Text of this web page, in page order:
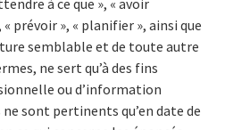
à ce que », « avoir
prévoir », « planifier », ainsi que
semblable et de toute autre
ne sert qu’à des fins
ou d’information
sont pertinents qu’en date de